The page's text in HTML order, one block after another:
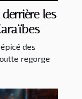
les
des
regorge